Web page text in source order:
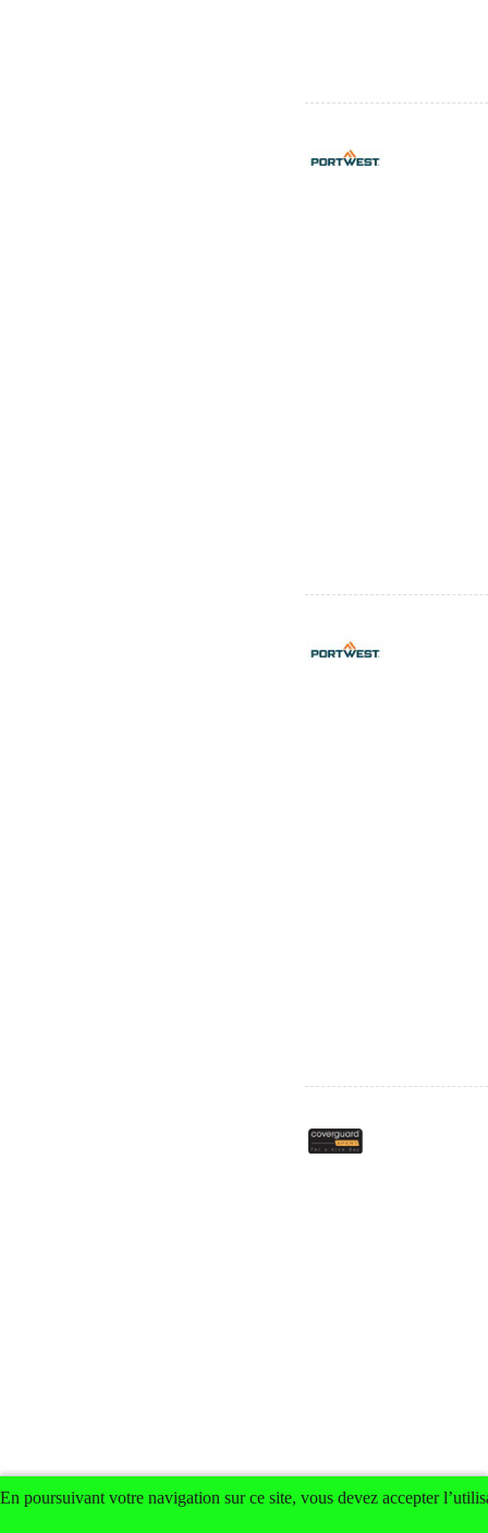
En poursuivant votre navigation sur ce site, vous devez accepter